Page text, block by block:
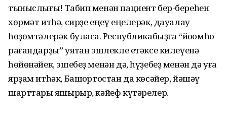
тыныслығы! Табип менән пациент бер-береһен
хөрмәт итһә, сирҙе еңеү еңелерәк, дауалау
һөҙөмтәлерәк буласаҡ. Республикабыҙға “йоҡомһо­
рағандарҙы” уятҡан эшлекле етәксе килеүенә
һөйөнәйек, эшебеҙ менән дә, һүҙебеҙ менән дә уға
ярҙам итһәк, Башҡортостан да көсә­йер, йәшәү
шарттары яҡшырыр, кәйеф күтәрелер.